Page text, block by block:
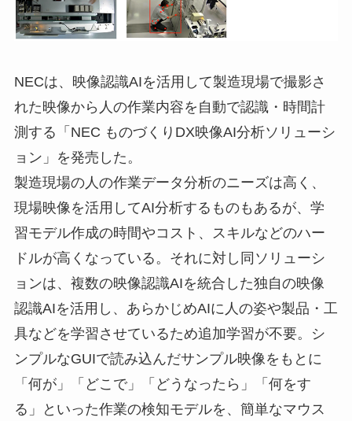
NECは、映像認識AIを活用して製造現場で撮影さ
れた映像から人の作業内容を自動で認識・時間計
測する「NEC ものづくりDX映像AI分析ソリューシ
ョン」を発売した。
製造現場の人の作業データ分析のニーズは高く、
現場映像を活用してAI分析するものもあるが、学
習モデル作成の時間やコスト、スキルなどのハー
ドルが高くなっている。それに対し同ソリューシ
ョンは、複数の映像認識AIを統合した独自の映像
認識AIを活用し、あらかじめAIに人の姿や製品・工
具などを学習させているため追加学習が不要。シ
ンプルなGUIで読み込んだサンプル映像をもとに
「何が」「どこで」「どうなったら」「何をす
る」といった作業の検知モデルを、簡単なマウス